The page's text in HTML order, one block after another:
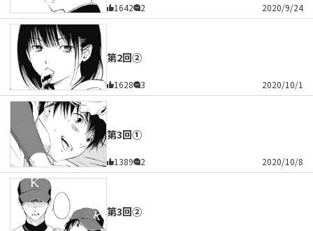
1642 2 2020/9/24
第2回②
1628 3 2020/10/1
第3回①
1389 2 2020/10/8
第3回②